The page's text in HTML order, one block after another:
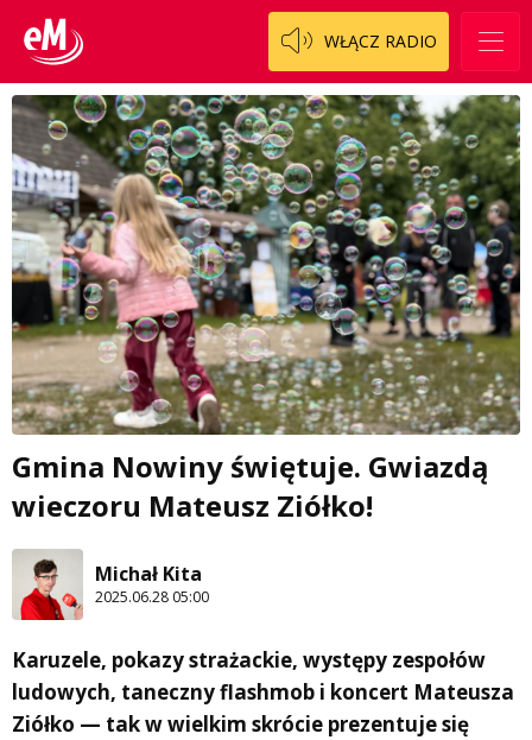
WŁĄCZ RADIO
Gmina Nowiny świętuje. Gwiazdą
wieczoru Mateusz Ziółko!
Michał Kita
2025.06.28 05:00
Karuzele, pokazy strażackie, występy zespołów
ludowych, taneczny flashmob i koncert Mateusza
Ziółko — tak w wielkim skrócie prezentuje się